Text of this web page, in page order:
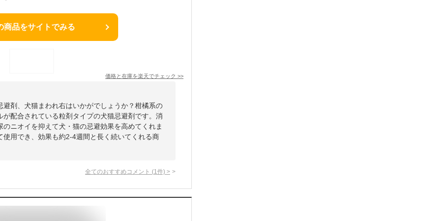
商品をサイトでみる
価格と在庫を楽天でチェック >>
剤、犬猫まわれ右はいかがでしょうか？柑橘系の
配合されている粒剤タイプの犬猫忌避剤です。消
ニオイを抑えて犬・猫の忌避効果を高めてくれま
用でき、効果も約2-4週間と長く続いてくれる商
全てのおすすめコメント (1 件) >